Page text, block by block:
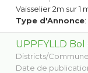
Vaisselier 2m sur 1
Type d'Annonce
UPPFYLLD
Districts/
Date de